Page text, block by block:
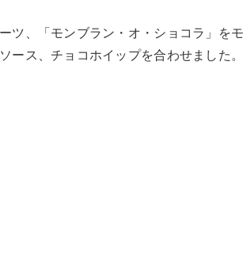
ツ、「モンブラン・オ・ショコラ」を
ース、チョコホイップを合わせました